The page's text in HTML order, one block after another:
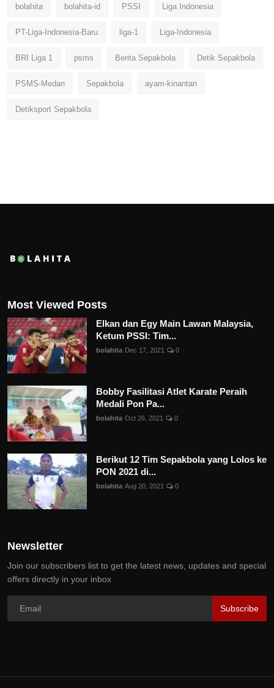
bolahita bolahita-id PSSI Liga Indonesia
PT-Liga-Indonesia-Baru liga-1 Liga-Indonesia
BRI Liga 1 psms Berita Sepakbola Detik Sepakbola
PSMS-Medan Sepakbola ayam-kinantan
Detiksport Sepakbola
Most Viewed Posts
Elkan dan Egy Main Lawan Malaysia,
Ketum PSSI: Tim...
bolahita Dec 17, 2021 0
Bobby Fasilitasi Atlet Karate Peraih
Medali Pon Pa...
bolahita Oct 26, 2021 0
Berikut 12 Tim Sepakbola yang Lolos ke
PON 2021 di...
bolahita Aug 20, 2021 0
Newsletter
Join our subscribers list to get the latest news, updates and special
offers directly in your inbox
Subscribe